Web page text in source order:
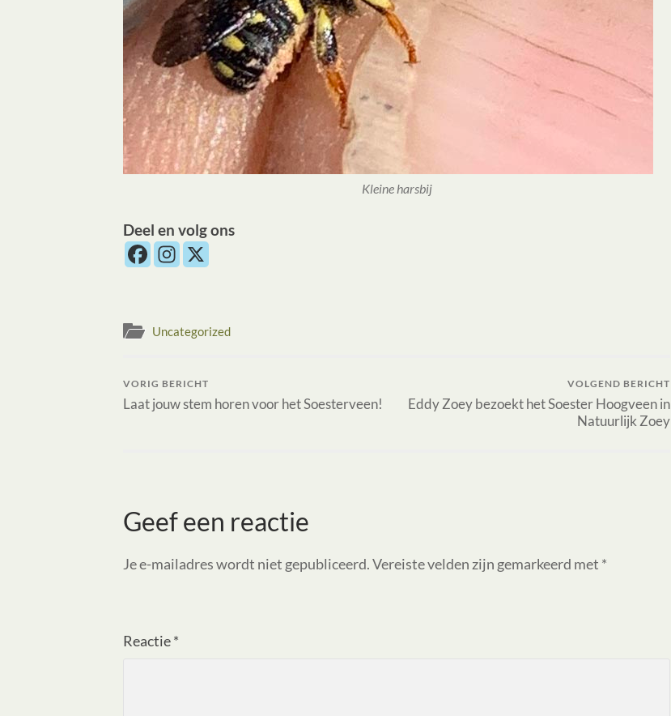
Kleine harsbij
Deel en volg ons
Uncategorized
VORIG BERICHT
Laat jouw stem horen voor het Soesterveen!
VOLGEND BERICHT
Eddy Zoey bezoekt het Soester Hoogveen in
Natuurlijk Zoey
Geef een reactie
Je e-mailadres wordt niet gepubliceerd.Vereiste velden zijn gemarkeerd met *
Reactie*